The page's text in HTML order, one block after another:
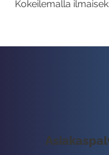
Kokeilemalla